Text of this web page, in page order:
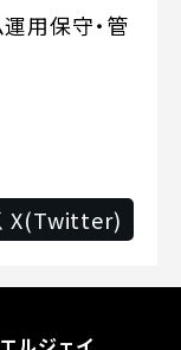
用保守・管
X(Twitter)